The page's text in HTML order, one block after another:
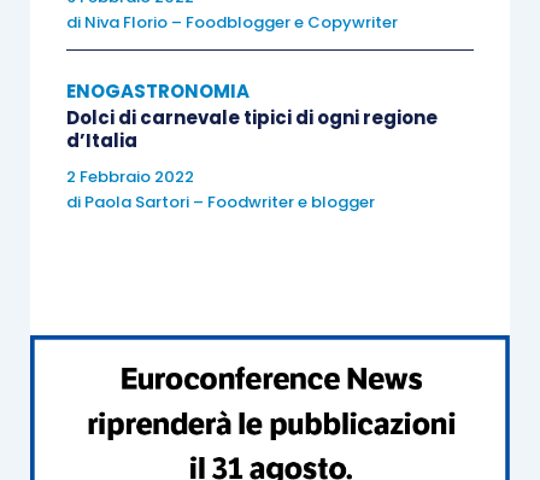
di Niva Florio – Foodblogger e Copywriter
ENOGASTRONOMIA
Dolci di carnevale tipici di ogni regione
d’Italia
2 Febbraio 2022
di Paola Sartori – Foodwriter e blogger